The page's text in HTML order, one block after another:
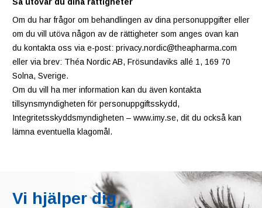
Om du har frågor om behandlingen av dina personuppgifter eller
om du vill utöva någon av de rättigheter som anges ovan kan
du kontakta oss via e-post: privacy.nordic@theapharma.com
eller via brev: Théa Nordic AB, Frösundaviks allé 1, 169 70
Solna, Sverige.
Om du vill ha mer information kan du även kontakta
tillsynsmyndigheten för personuppgiftsskydd,
Integritetsskyddsmyndigheten – www.imy.se, dit du också kan
lämna eventuella klagomål.
Vi hjälper dig